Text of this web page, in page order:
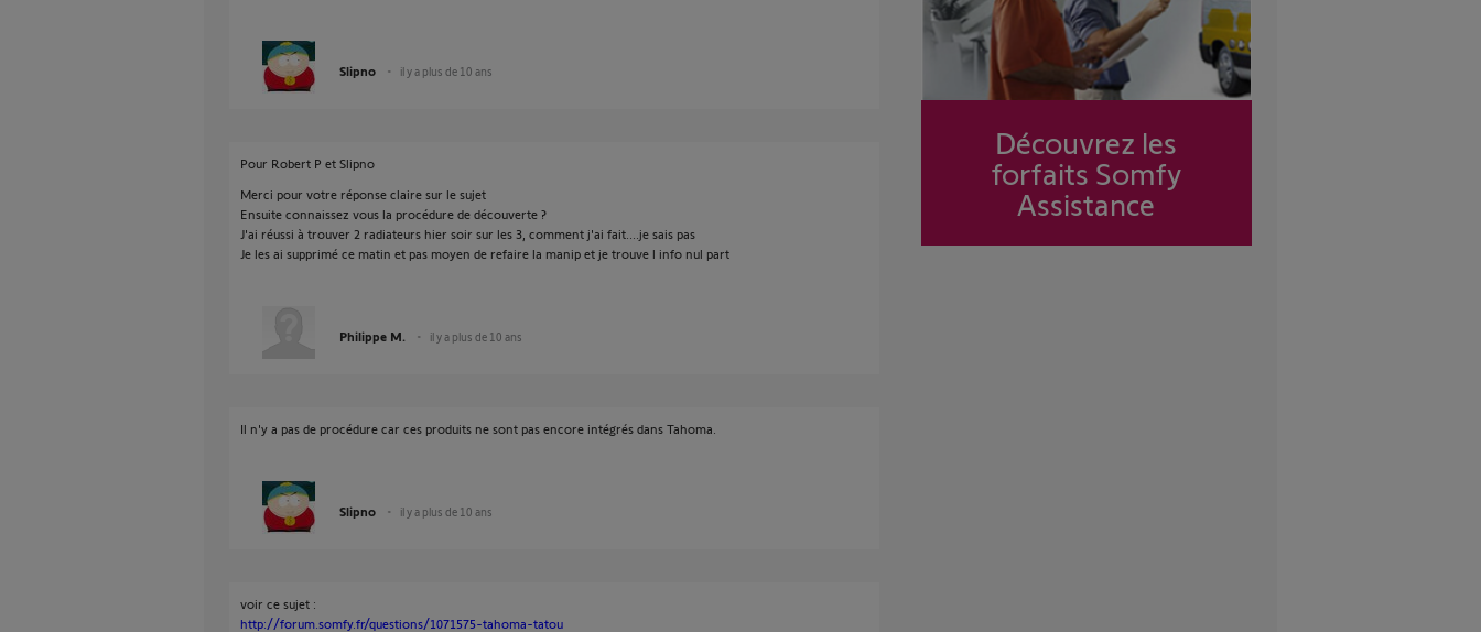
Slipno il y a plus de 10 ans
Pour Robert P et Slipno
Merci pour votre réponse claire sur le sujet
Ensuite connaissez vous la procédure de découverte ?
J'ai réussi à trouver 2 radiateurs hier soir sur les 3, comment j'ai fait....je sais pas
Je les ai supprimé ce matin et pas moyen de refaire la manip et je trouve l info nul part
Philippe M. il y a plus de 10 ans
Il n'y a pas de procédure car ces produits ne sont pas encore intégrés dans Tahoma.
Slipno il y a plus de 10 ans
voir ce sujet :
http://forum.somfy.fr/questions/1071575-tahoma-tatou
Découvrez les
forfaits Somfy
Assistance